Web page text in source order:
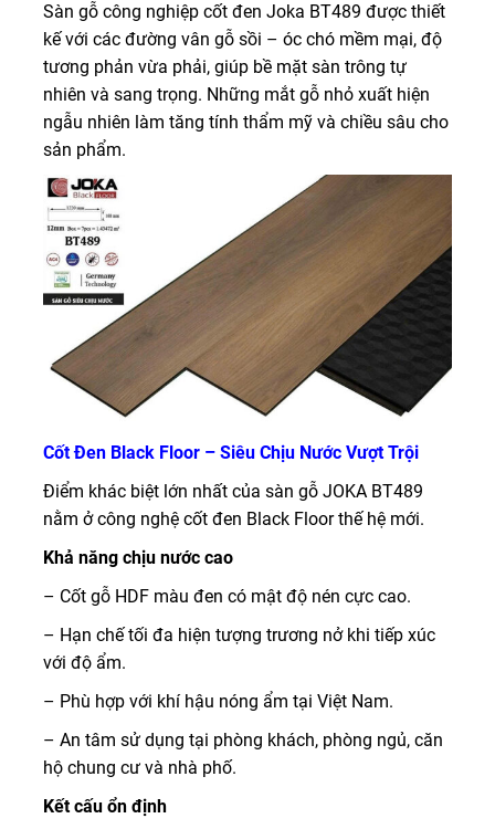
Sàn gỗ công nghiệp cốt đen Joka BT489 được thiết
kế với các đường vân gỗ sồi – óc chó mềm mại, độ
tương phản vừa phải, giúp bề mặt sàn trông tự
nhiên và sang trọng. Những mắt gỗ nhỏ xuất hiện
ngẫu nhiên làm tăng tính thẩm mỹ và chiều sâu cho
sản phẩm.
Cốt Đen Black Floor – Siêu Chịu Nước Vượt Trội
Điểm khác biệt lớn nhất của sàn gỗ JOKA BT489
nằm ở công nghệ cốt đen Black Floor thế hệ mới.
Khả năng chịu nước cao
– Cốt gỗ HDF màu đen có mật độ nén cực cao.
– Hạn chế tối đa hiện tượng trương nở khi tiếp xúc
với độ ẩm.
– Phù hợp với khí hậu nóng ẩm tại Việt Nam.
– An tâm sử dụng tại phòng khách, phòng ngủ, căn
hộ chung cư và nhà phố.
Kết cấu ổn định